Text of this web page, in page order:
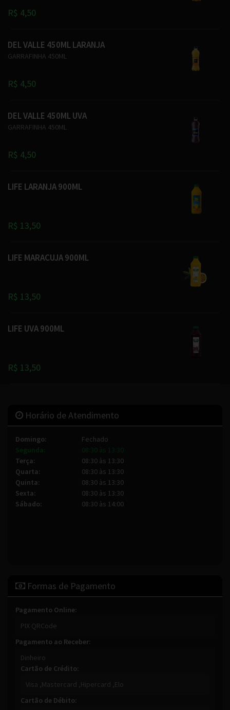
R$ 4,50
DEL VALLE 450ML LARANJA
GARRAFINHA 450ML
R$ 4,50
DEL VALLE 450ML UVA
GARRAFINHA 450ML
R$ 4,50
LIFE LARANJA 900ML
R$ 13,50
LIFE MARACUJA 900ML
R$ 13,50
LIFE UVA 900ML
R$ 13,50
Horário de Atendimento
Domingo:
Fechado
Segunda:
08:30 às 13:30
Terça:
08:30 às 13:30
Quarta:
08:30 às 13:30
Quinta:
08:30 às 13:30
Sexta:
08:30 às 13:30
Sábado:
08:30 às 14:00
Formas de Pagamento
Pagamento Online:
PIX QRCode
Pagamento ao Receber:
Dinheiro
Cartão de Crédito:
Visa ,Mastercard ,Hipercard ,Elo
Cartão de Débito: